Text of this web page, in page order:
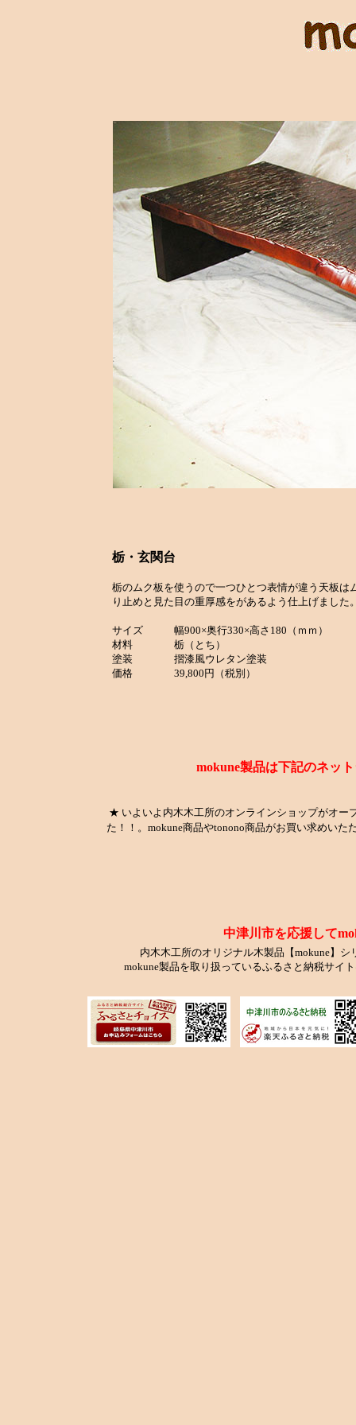
栃・玄関台
栃のムク板を使うので一つひとつ表情が違う天板
り止めと見た目の重厚感をがあるよう仕上げまし
サイズ 幅900×奥行330×高さ180（ｍｍ）
材料 栃（とち）
塗装 摺漆風ウレタン塗装
価格 39,800円（税別）
mokune製品は下記のネッ
★ いよいよ内木木工所のオンラインショップがオー
た！！。mokune商品やtonono商品がお買い求めいた
中津川市を応援して
内木木工所のオリジナル木製品【mokune】
mokune製品を取り扱っているふるさと納税サ